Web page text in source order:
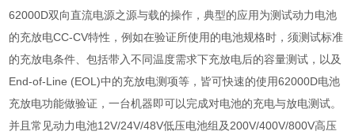
62000D双向直流电源之源与载的操作，典型的应用为测试动力电池
的充放电CC-CV特性，例如在验证所使用的电池规格时，须测试标准
的充放电条件、包括带入不同温度需求下充放电后的容量测试，以及
End-of-Line (EOL)中的充放电测项等，皆可快速的使用62000D电池
充放电功能做验证，一台机器即可以完成对电池的充电与放电测试。
并且常见动力电池12V/24V/48V低压电池组及200V/400V/800V高压